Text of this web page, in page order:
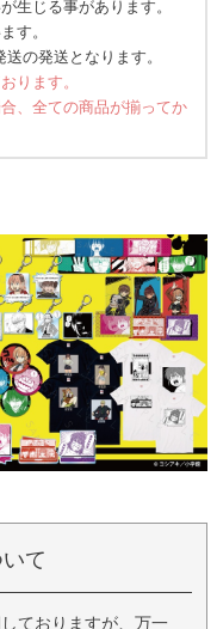
生じる事があります。
す。
の発送となります。
ります。
、全ての商品が揃ってか
て
ておりますが、万一